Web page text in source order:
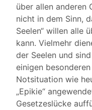
über allen anderen
nicht in dem Sinn,
Seelen“ willen alle
kann. Vielmehr
der Seelen und
einigen
Notsituation wie
„Epikie“
Gesetzeslücke